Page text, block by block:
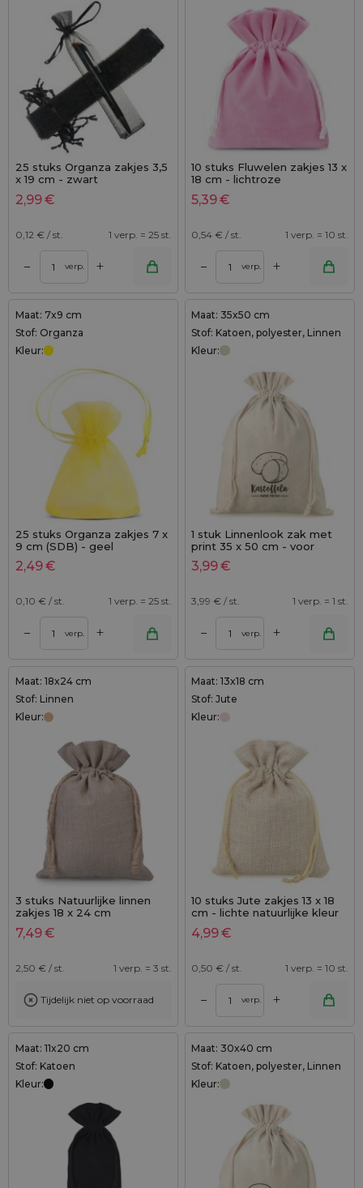
25 stuks Organza zakjes 3,5
x 19 cm - zwart
2,99€
0,12 € / st. 1 verp. = 25 st.
– verp. +
10 stuks Fluwelen zakjes 13 x
18 cm - lichtroze
5,39€
0,54 € / st. 1 verp. = 10 st.
– verp. +
Maat: 7x9 cm
Stof: Organza
Kleur:
25 stuks Organza zakjes 7 x
9 cm (SDB) - geel
2,49€
0,10 € / st. 1 verp. = 25 st.
– verp. +
Maat: 35x50 cm
Stof: Katoen, polyester, Linnen
Kleur:
1 stuk Linnenlook zak met
print 35 x 50 cm - voor
aardappelen (DE)
3,99€
3,99 € / st. 1 verp. = 1 st.
– verp. +
Maat: 18x24 cm
Stof: Linnen
Kleur:
3 stuks Natuurlijke linnen
zakjes 18 x 24 cm
7,49€
2,50 € / st. 1 verp. = 3 st.
Tijdelijk niet op voorraad
Maat: 13x18 cm
Stof: Jute
Kleur:
10 stuks Jute zakjes 13 x 18
cm - lichte natuurlijke kleur
4,99€
0,50 € / st. 1 verp. = 10 st.
– verp. +
Maat: 11x20 cm
Stof: Katoen
Kleur:
Maat: 30x40 cm
Stof: Katoen, polyester, Linnen
Kleur: